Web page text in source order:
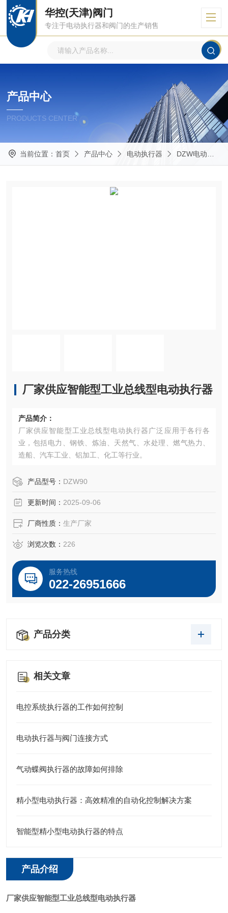
华控(天津)阀门
专注于电动执行器和阀门的生产销售
产品中心
PRODUCTS CENTER
当前位置： 首页 产品中心 电动执行器 DZW电动执行器
厂家供应智能型工业总线型电动执行器
产品简介：
厂家供应智能型工业总线型电动执行器广泛应用于各行各
业，包括电力、钢铁、炼油、天然气、水处理、燃气热力、
造船、汽车工业、铝加工、化工等行业。
产品型号： DZW90
更新时间： 2025-09-06
厂商性质： 生产厂家
浏览次数： 226
服务热线
022-26951666
产品分类
相关文章
电控系统执行器的工作如何控制
电动执行器与阀门连接方式
气动蝶阀执行器的故障如何排除
精小型电动执行器：高效精准的自动化控制解决方案
智能型精小型电动执行器的特点
产品介绍
厂家供应智能型工业总线型电动执行器